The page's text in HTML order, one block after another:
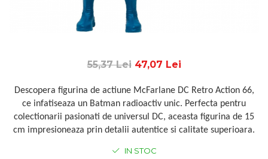
55,37 Lei 47,07 Lei
Descopera figurina de actiune McFarlane DC Retro Action 66,
ce infatiseaza un Batman radioactiv unic. Perfecta pentru
colectionarii pasionati de universul DC, aceasta figurina de 15
cm impresioneaza prin detalii autentice si calitate superioara.
IN STOC